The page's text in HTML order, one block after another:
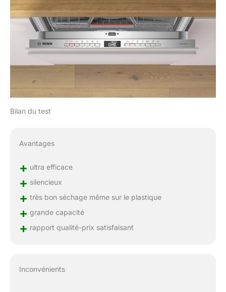
Bilan du test
Avantages
+ ultra efficace
+ silencieux
+ très bon séchage même sur le plastique
+ grande capacité
+ rapport qualité-prix satisfaisant
Inconvénients